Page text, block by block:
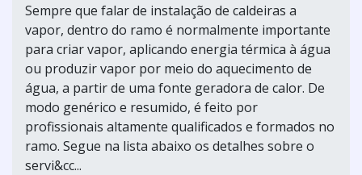
Sempre que falar de instalação de caldeiras a
vapor, dentro do ramo é normalmente importante
para criar vapor, aplicando energia térmica à água
ou produzir vapor por meio do aquecimento de
água, a partir de uma fonte geradora de calor. De
modo genérico e resumido, é feito por
profissionais altamente qualificados e formados no
ramo. Segue na lista abaixo os detalhes sobre o
servi&cc...